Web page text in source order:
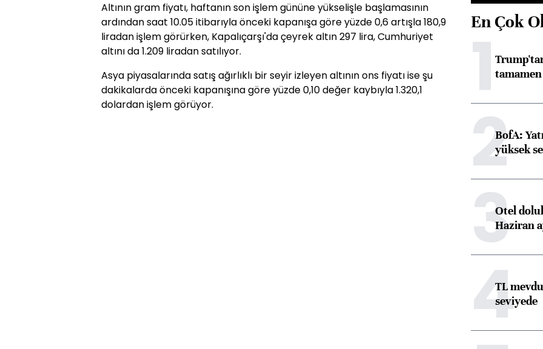
Altının gram fiyatı, haftanın son işlem gününe yükselişle başlamasının
ardından saat 10.05 itibarıyla önceki kapanışa göre yüzde 0,6 artışla 180,9
liradan işlem görürken, Kapalıçarşı'da çeyrek altın 297 lira, Cumhuriyet
altını da 1.209 liradan satılıyor.
Asya piyasalarında satış ağırlıklı bir seyir izleyen altının ons fiyatı ise şu
dakikalarda önceki kapanışına göre yüzde 0,10 değer kaybıyla 1.320,1
dolardan işlem görüyor.
En Çok
1tamamen
2BofA:
yüksek
3
Otel
Haziran
4
TL
seviyede